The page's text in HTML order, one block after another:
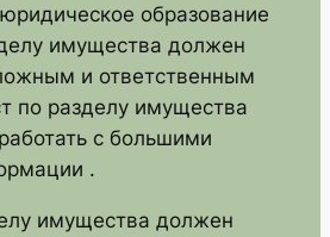
образование
имущества должен
и ответственным
по разделу имущества
с большими
.
имущества должен